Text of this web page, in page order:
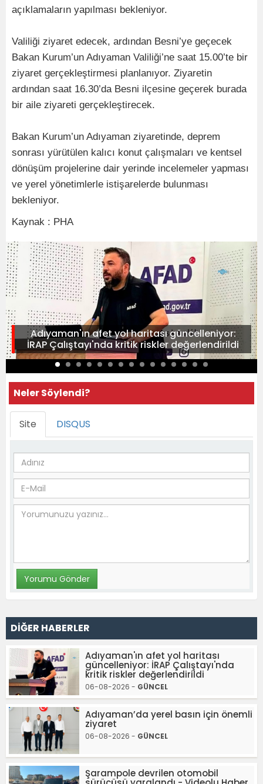
açıklamaların yapılması bekleniyor.
Valiliği ziyaret edecek, ardından Besni’ye geçecek
Bakan Kurum’un Adıyaman Valiliği’ne saat 15.00’te bir
ziyaret gerçekleştirmesi planlanıyor. Ziyaretin
ardından saat 16.30’da Besni ilçesine geçerek burada
bir aile ziyareti gerçekleştirecek.
Bakan Kurum’un Adıyaman ziyaretinde, deprem
sonrası yürütülen kalıcı konut çalışmaları ve kentsel
dönüşüm projelerine dair yerinde incelemeler yapması
ve yerel yönetimlerle istişarelerde bulunması
bekleniyor.
Kaynak : PHA
Adıyaman'ın afet yol haritası güncelleniyor:
İRAP Çalıştayı'nda kritik riskler değerlendirildi
Neler Söylendi?
Site DISQUS
DİĞER HABERLER
Adıyaman'ın afet yol haritası
güncelleniyor: İRAP Çalıştayı'nda
kritik riskler değerlendirildi
06-08-2026 - GÜNCEL
Adıyaman’da yerel basın için önemli
ziyaret
06-08-2026 - GÜNCEL
Şarampole devrilen otomobil